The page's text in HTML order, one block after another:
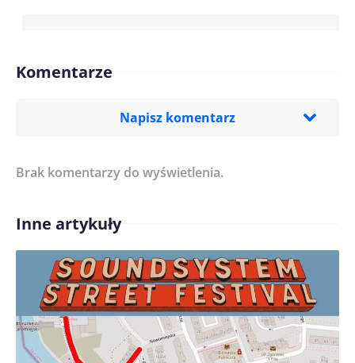
Komentarze
Napisz komentarz
Treść komentarza*
Imię/ Nick*
Brak komentarzy do wyświetlenia.
Inne artykuły